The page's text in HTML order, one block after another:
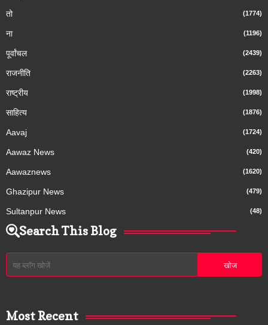
तो (1774)
ना (1196)
पूर्वांचल (2439)
राजनीति (2263)
राष्ट्रीय (1998)
साहित्य (1876)
Aavaj (1724)
Aawaz News (420)
Aawaznews (1620)
Ghazipur News (479)
Sultanpur News (48)
Search This Blog
Most Recent